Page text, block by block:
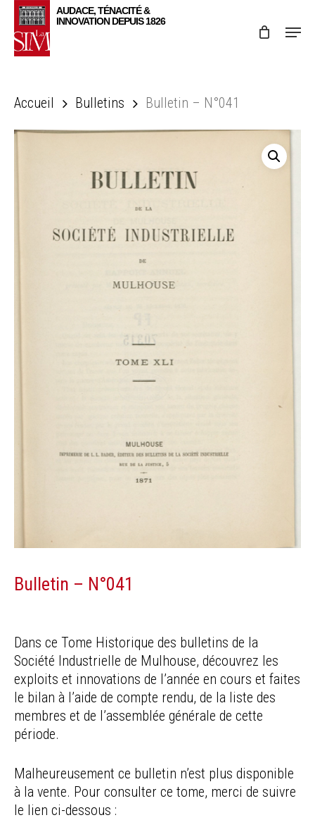
Skip
main
Menu
Accueil Bulletins Bulletin – N°041
Bulletin – N°041
Dans ce Tome Historique des bulletins de la
Société Industrielle de Mulhouse, découvrez les
exploits et innovations de l’année en cours et faites
le bilan à l’aide de compte rendu, de la liste des
membres et de l’assemblée générale de cette
période.
Malheureusement ce bulletin n’est plus disponible
à la vente. Pour consulter ce tome, merci de suivre
le lien ci-dessous :